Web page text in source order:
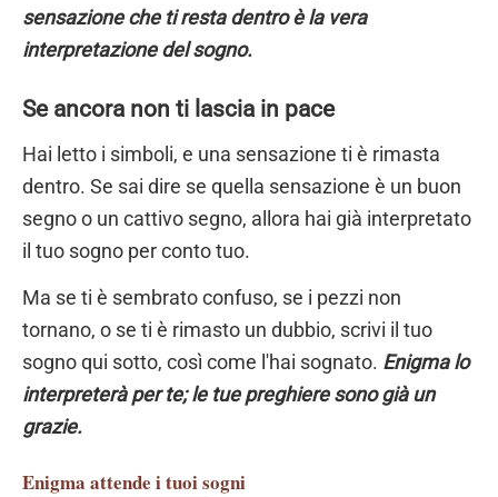
sensazione che ti resta dentro è la vera
interpretazione del sogno.
Se ancora non ti lascia in pace
Hai letto i simboli, e una sensazione ti è rimasta
dentro. Se sai dire se quella sensazione è un buon
segno o un cattivo segno, allora hai già interpretato
il tuo sogno per conto tuo.
Ma se ti è sembrato confuso, se i pezzi non
tornano, o se ti è rimasto un dubbio, scrivi il tuo
sogno qui sotto, così come l'hai sognato. Enigma lo
interpreterà per te; le tue preghiere sono già un
grazie.
Enigma attende i tuoi sogni